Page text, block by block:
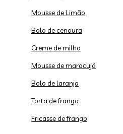
Mousse de Limão
Bolo de cenoura
Creme de milho
Mousse de maracujá
Bolo de laranja
Torta de frango
Fricasse de frango